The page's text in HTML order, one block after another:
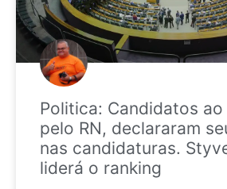
Politica: Candidatos ao
pelo RN, declararam
nas candidaturas.
liderá o ranking